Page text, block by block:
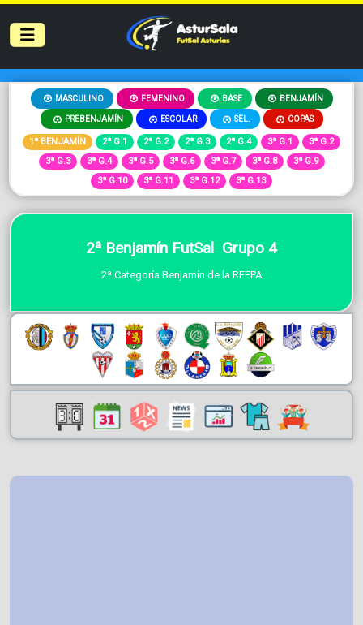
MASCULINO FEMENINO BASE BENJAMÍN
PREBENJAMÍN ESCOLAR SEL. COPAS
1ª BENJAMÍN 2ª G.1 2ª G.2 2ª G.3 2ª G.4 3ª G.1
3ª G.2
3ª G.3
3ª G.4 3ª G.5 3ª G.6 3ª G.7 3ª G.8
3ª G.9
3ª G.10
3ª G.11 3ª G.12 3ª G.13
2ª Benjamín FutSal Grupo 4
2ª Categoría Benjamín de la RFFPA